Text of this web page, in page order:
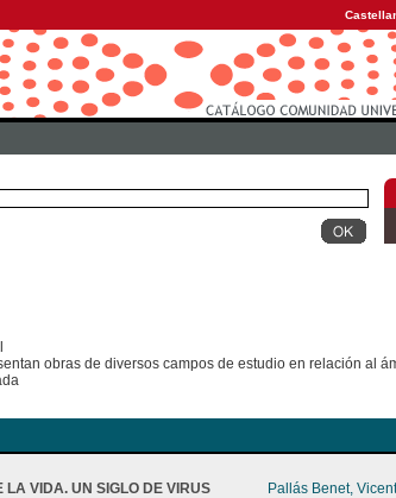
obras de diversos campos de estudio en relación al
LA VIDA. UN SIGLO DE VIRUS
Pallás Benet,